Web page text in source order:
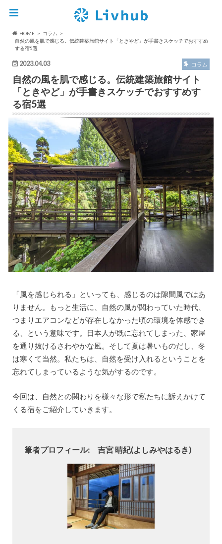
HOME
コラム
自然の風を肌で感じる。伝統建築旅館サイト「ときやど」が手書きスケッチでおすすめ
する宿5選
2023.04.03 コラム
自然の風を肌で感じる。伝統建築旅館サイト
「ときやど」が手書きスケッチでおすすめす
る宿5選
「風を感じられる」といっても、感じるのは隙間風ではあ
りません。もっと生活に、自然の風が関わっていた時代、
つまりエアコンなどが存在しなかった頃の環境を体感でき
る、という意味です。日本人が既に忘れてしまった、家屋
を通り抜けるさわやかな風。そして夏は暑いものだし、冬
は寒くて当然。私たちは、自然を受け入れるということを
忘れてしまっているような気がするのです。
今回は、自然との関わりを様々な形で私たちに訴えかけて
くる宿をご紹介していきます。
筆者プロフィール: 吉宮 晴紀(よしみやはるき)